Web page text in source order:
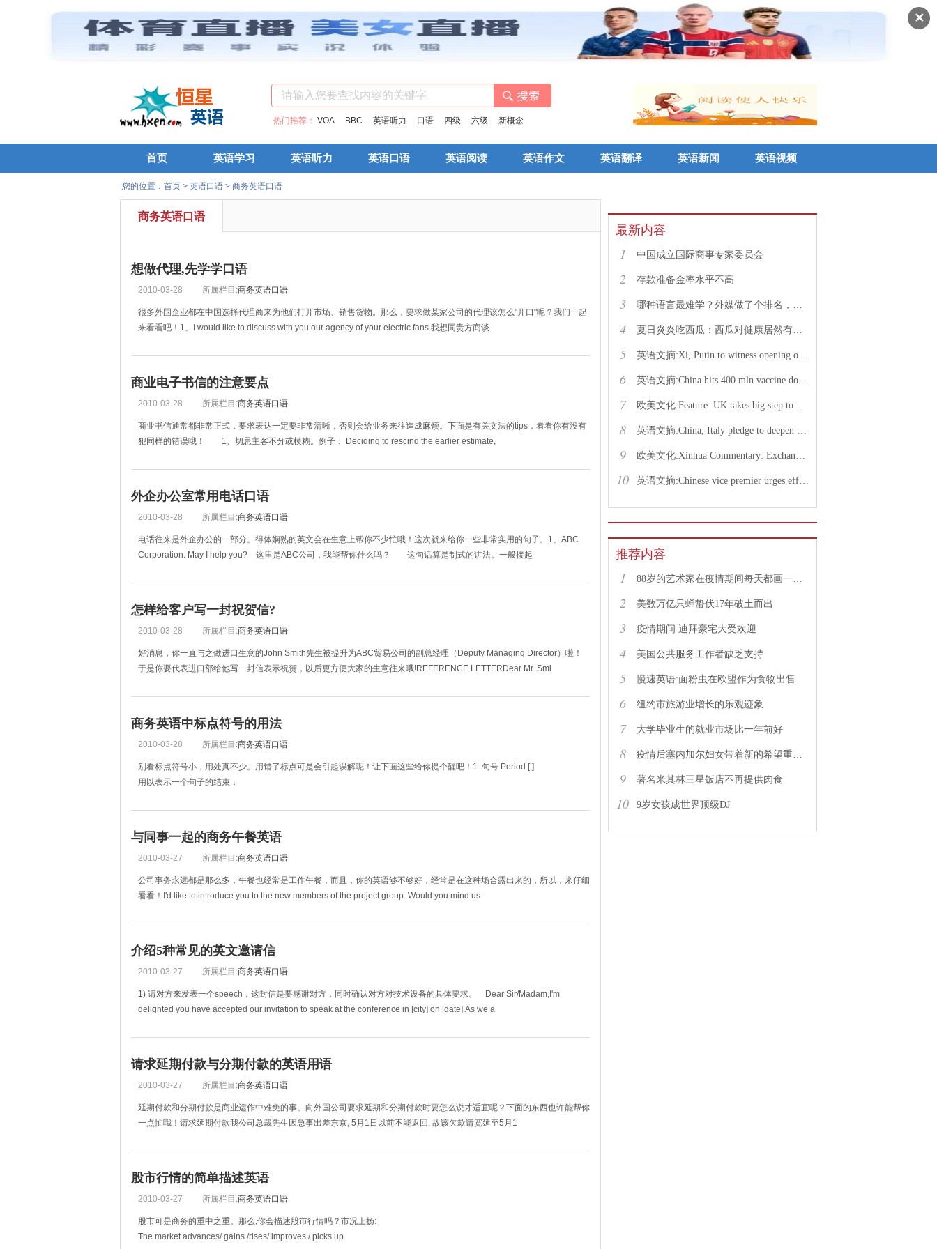
✕
热门推荐： VOA BBC 英语听力 口语 四级 六级 新概念
首页 英语学习 英语听力 英语口语 英语阅读 英语作文 英语翻译 英语新闻 英语视频
您的位置： 首页 > 英语口语 > 商务英语口语
商务英语口语
想做代理,先学学口语
2010-03-28 所属栏目:商务英语口语
很多外国企业都在中国选择代理商来为他们打开市场、销售货物。那么，要求做某家公司的代理该怎么"开口"呢？我们一起
来看看吧！1、I would like to discuss with you our agency of your electric fans.我想同贵方商谈
商业电子书信的注意要点
2010-03-28 所属栏目:商务英语口语
商业书信通常都非常正式，要求表达一定要非常清晰，否则会给业务来往造成麻烦。下面是有关文法的tips，看看你有没有
犯同样的错误哦！ 1、切忌主客不分或模糊。例子： Deciding to rescind the earlier estimate,
外企办公室常用电话口语
2010-03-28 所属栏目:商务英语口语
电话往来是外企办公的一部分。得体娴熟的英文会在生意上帮你不少忙哦！这次就来给你一些非常实用的句子。1、ABC
Corporation. May I help you? 这里是ABC公司，我能帮你什么吗？ 这句话算是制式的讲法。一般接起
怎样给客户写一封祝贺信?
2010-03-28 所属栏目:商务英语口语
好消息，你一直与之做进口生意的John Smith先生被提升为ABC贸易公司的副总经理（Deputy Managing Director）啦！
于是你要代表进口部给他写一封信表示祝贺，以后更方便大家的生意往来哦!REFERENCE LETTERDear Mr. Smi
商务英语中标点符号的用法
2010-03-28 所属栏目:商务英语口语
别看标点符号小，用处真不少。用错了标点可是会引起误解呢！让下面这些给你提个醒吧！1. 句号 Period [.]
用以表示一个句子的结束：
The federal government is based in O
与同事一起的商务午餐英语
2010-03-27 所属栏目:商务英语口语
公司事务永远都是那么多，午餐也经常是工作午餐，而且，你的英语够不够好，经常是在这种场合露出来的，所以，来仔细
看看！I'd like to introduce you to the new members of the project group. Would you mind us
介绍5种常见的英文邀请信
2010-03-27 所属栏目:商务英语口语
1) 请对方来发表一个speech，这封信是要感谢对方，同时确认对方对技术设备的具体要求。 Dear Sir/Madam,I'm
delighted you have accepted our invitation to speak at the conference in [city] on [date].As we a
请求延期付款与分期付款的英语用语
2010-03-27 所属栏目:商务英语口语
延期付款和分期付款是商业运作中难免的事。向外国公司要求延期和分期付款时要怎么说才适宜呢？下面的东西也许能帮你
一点忙哦！请求延期付款我公司总裁先生因急事出差东京, 5月1日以前不能返回, 故该欠款请宽延至5月1
股市行情的简单描述英语
2010-03-27 所属栏目:商务英语口语
股市可是商务的重中之重。那么,你会描述股市行情吗？市况上扬:
The market advances/ gains /rises/ improves / picks up.
最新内容
1 中国成立国际商事专家委员会
2 存款准备金率水平不高
3 哪种语言最难学？外媒做了个排名，中文果然高居榜首
4 夏日炎炎吃西瓜：西瓜对健康居然有这么多好处！
5 英语文摘:Xi, Putin to witness opening of nuclear energy cooperation project via video link
6 英语文摘:China hits 400 mln vaccine doses following recent COVID-19 outbreaks
7 欧美文化:Feature: UK takes big step toward normal life with caution urged
8 英语文摘:China, Italy pledge to deepen bilateral ties, advance China-EU cooperation
9 欧美文化:Xinhua Commentary: Exchange of violence only pushes Israel, Palestine farther from peace
10 英语文摘:Chinese vice premier urges efforts to facilitate college graduate employment
推荐内容
1 88岁的艺术家在疫情期间每天都画一幅画
2 美数万亿只蝉蛰伏17年破土而出
3 疫情期间 迪拜豪宅大受欢迎
4 美国公共服务工作者缺乏支持
5 慢速英语:面粉虫在欧盟作为食物出售
6 纽约市旅游业增长的乐观迹象
7 大学毕业生的就业市场比一年前好
8 疫情后塞内加尔妇女带着新的希望重返工作岗位
9 著名米其林三星饭店不再提供肉食
10 9岁女孩成世界顶级DJ